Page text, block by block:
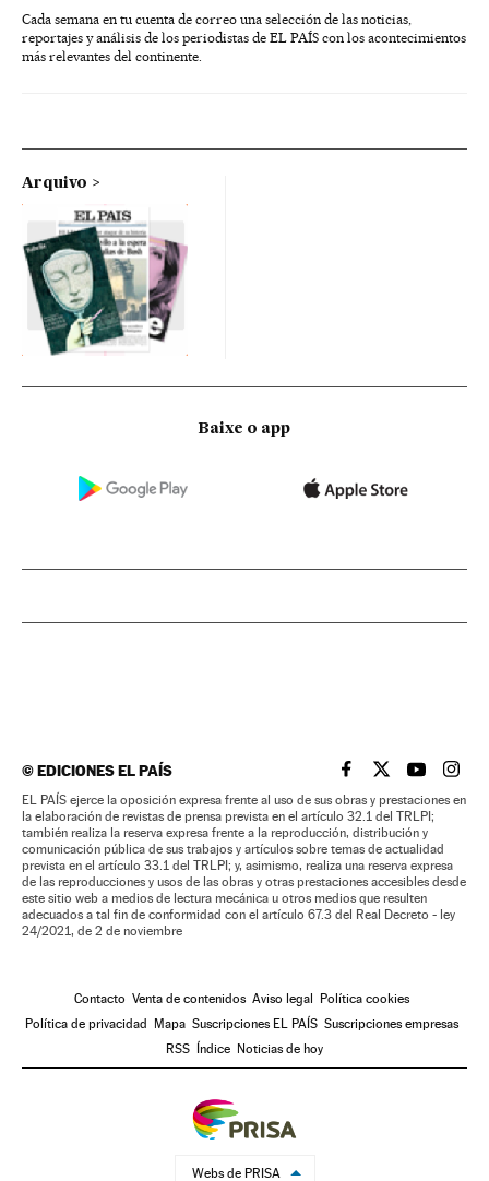
Cada semana en tu cuenta de correo una selección de las noticias,
reportajes y análisis de los periodistas de EL PAÍS con los acontecimientos
más relevantes del continente.
Arquivo
Baixe o app
©EDICIONES EL PAÍS EL PAÍS BRASIL EN
EL PAÍSEL PAÍS
EL
EL PAÍS ejerce la oposición expresa frente al uso de sus obras y prestaciones en
la elaboración de revistas de prensa prevista en el artículo 32.1 del TRLPI;
también realiza la reserva expresa frente a la reproducción, distribución y
comunicación pública de sus trabajos y artículos sobre temas de actualidad
prevista en el artículo 33.1 del TRLPI; y, asimismo, realiza una reserva expresa
de las reproducciones y usos de las obras y otras prestaciones accesibles desde
este sitio web a medios de lectura mecánica u otros medios que resulten
adecuados a tal fin de conformidad con el artículo 67.3 del Real Decreto - ley
24/2021, de 2 de noviembre
Contacto Venta de contenidos Aviso legal
Política cookies
Política de privacidad
Mapa Suscripciones EL PAÍS Suscripciones empresas
RSS
Índice Noticias de hoy
Webs de PRISA